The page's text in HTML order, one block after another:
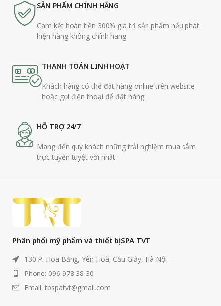
SẢN PHẨM CHÍNH HÃNG
Cam kết hoàn tiền 300% giá trị sản phẩm nếu phát
hiện hàng không chính hãng
THANH TOÁN LINH HOẠT
Khách hàng có thể đặt hàng online trên website
hoặc gọi điện thoại để đặt hàng
HỖ TRỢ 24/7
Mang đến quý khách những trải nghiệm mua sắm
trực tuyến tuyệt vời nhất
Phân phối mỹ phẩm và thiết bị SPA TVT
130 P. Hoa Bằng, Yên Hoà, Cầu Giấy, Hà Nội
Phone: 096 978 38 30
Email: tbspatvt@gmail.com